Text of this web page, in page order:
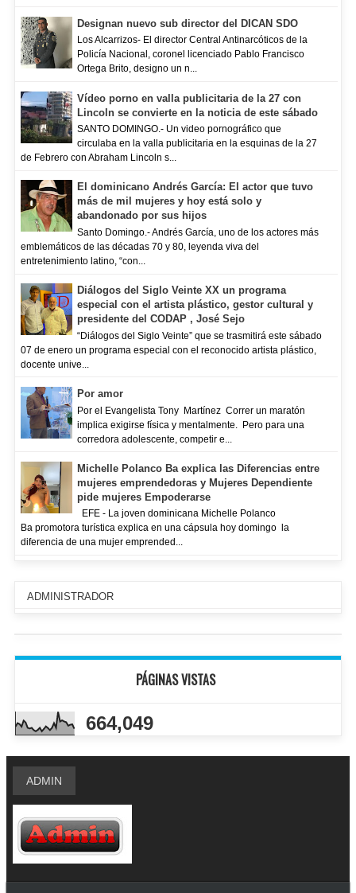
Designan nuevo sub director del DICAN SDO
Los Alcarrizos- El director Central Antinarcóticos de la
Policía Nacional, coronel licenciado Pablo Francisco
Ortega Brito, designo un n...
Vídeo porno en valla publicitaria de la 27 con
Lincoln se convierte en la noticia de este sábado
SANTO DOMINGO.- Un video pornográfico que
circulaba en la valla publicitaria en la esquinas de la 27
de Febrero con Abraham Lincoln s...
El dominicano Andrés García: El actor que tuvo
más de mil mujeres y hoy está solo y
abandonado por sus hijos
Santo Domingo.- Andrés García, uno de los actores más
emblemáticos de las décadas 70 y 80, leyenda viva del
entretenimiento latino, “con...
Diálogos del Siglo Veinte XX un programa
especial con el artista plástico, gestor cultural y
presidente del CODAP , José Sejo
“Diálogos del Siglo Veinte” que se trasmitirá este sábado
07 de enero un programa especial con el reconocido artista plástico,
docente unive...
Por amor
Por el Evangelista Tony Martínez Correr un maratón
implica exigirse física y mentalmente. Pero para una
corredora adolescente, competir e...
Michelle Polanco Ba explica las Diferencias entre
mujeres emprendedoras y Mujeres Dependiente
pide mujeres Empoderarse
EFE - La joven dominicana Michelle Polanco
Ba promotora turística explica en una cápsula hoy domingo la
diferencia de una mujer emprended...
ADMINISTRADOR
PÁGINAS VISTAS
664,049
ADMIN